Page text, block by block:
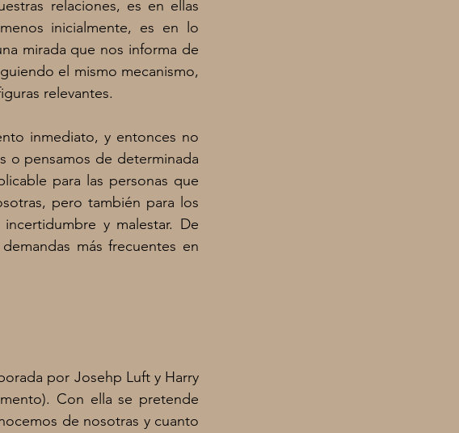
relaciones, es en ellas
inicialmente, es en lo
mirada que nos informa de
el mismo mecanismo,
relevantes.
inmediato, y entonces no
o pensamos de determinada
para las personas que
pero también para los
y malestar. De
más frecuentes en
por Josehp Luft y Harry
Con ella se pretende
de nosotras y cuanto